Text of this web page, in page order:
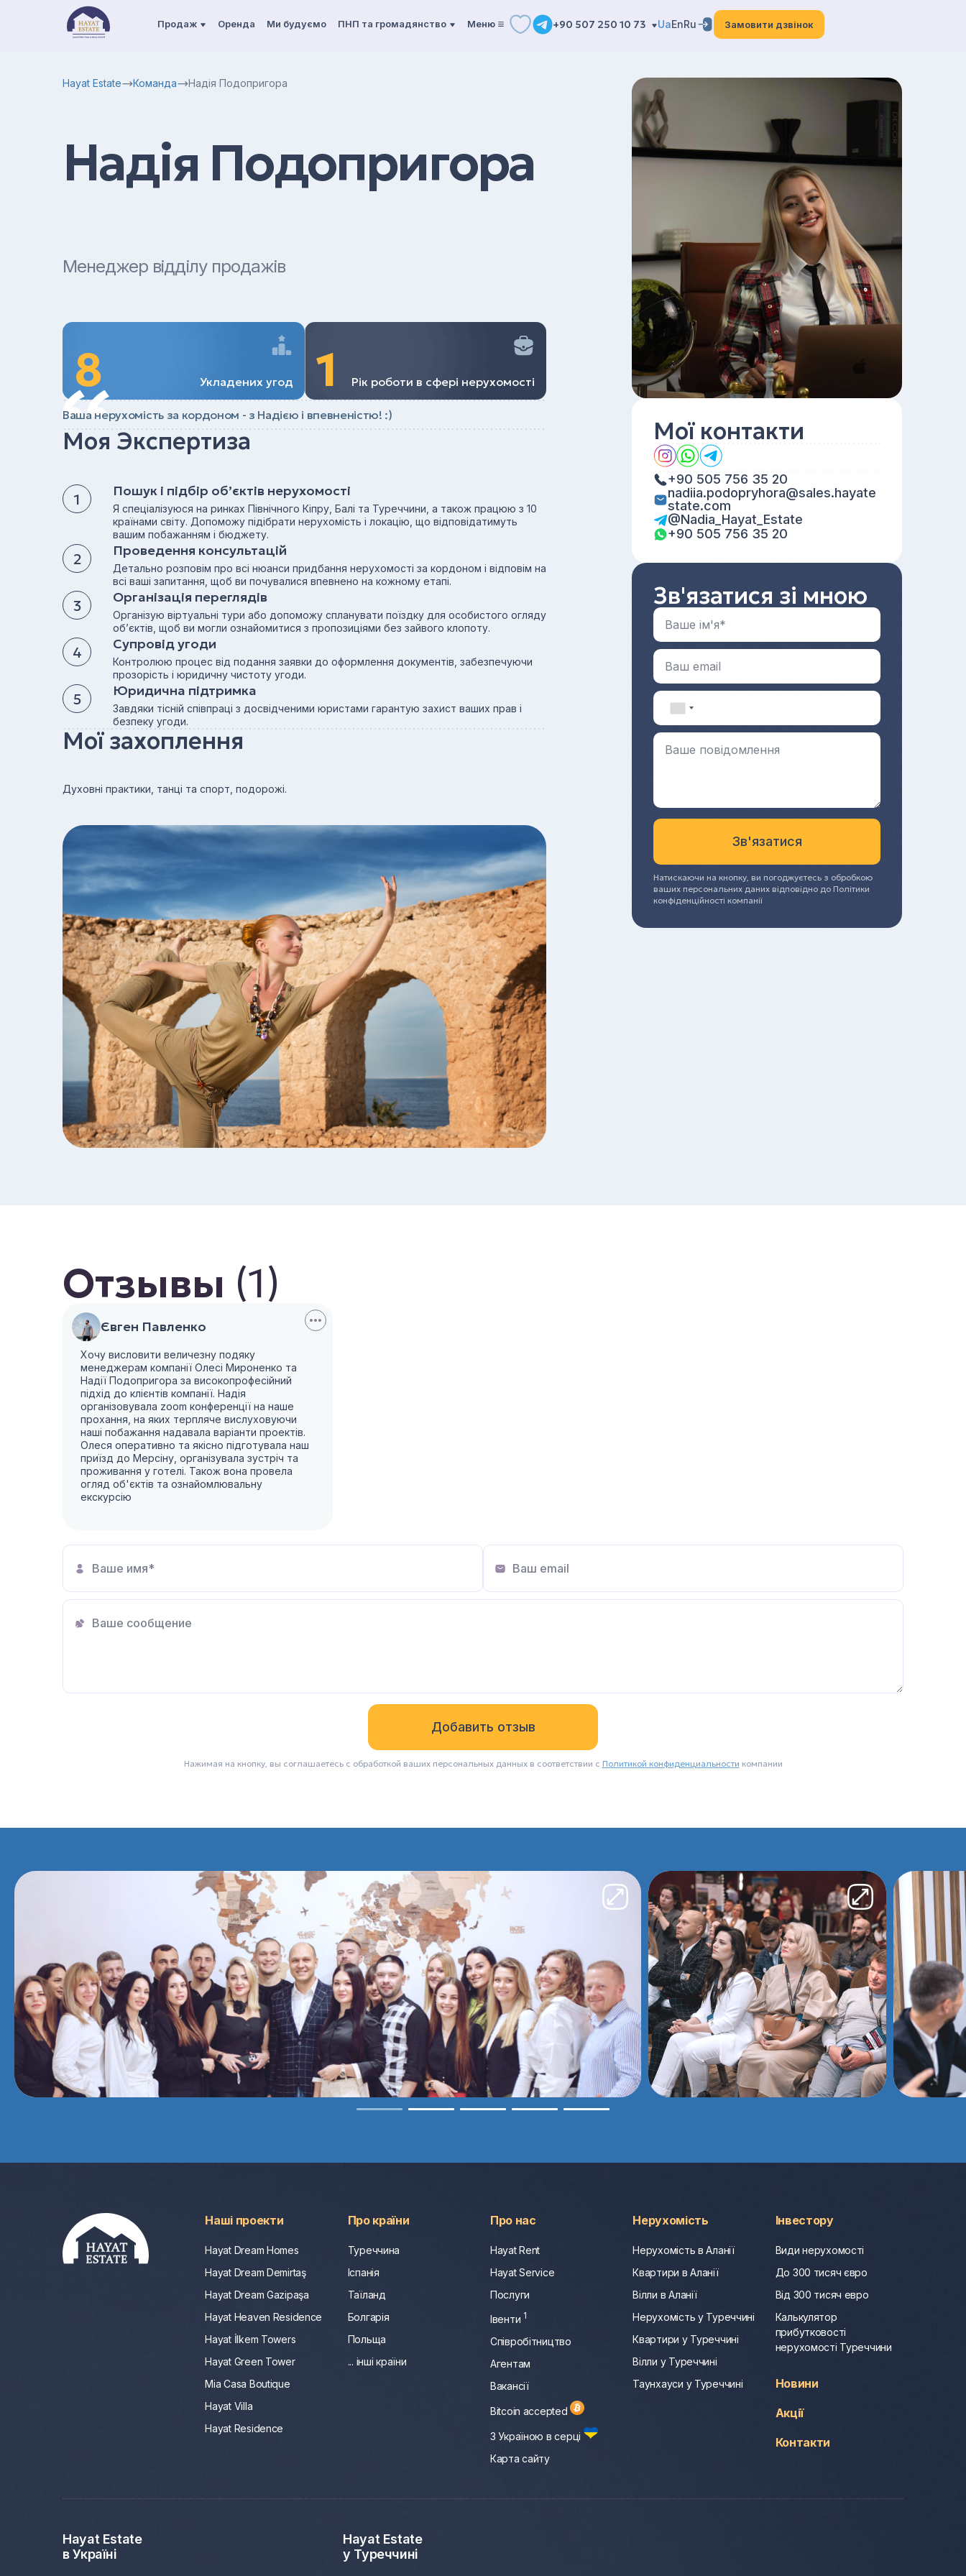
Продаж Оренда Ми будуємо ПНП та громадянство Mеню +90 507 250 10 73 UaEnRu Замовити дзвінок
Hayat Estate Команда Надія Подопригора
Надія Подопригора
Менеджер відділу продажів
Мої контакти
+90 505 756 35 20
nadiia.podopryhora@sales.hayate
state.com
@Nadia_Hayat_Estate
+90 505 756 35 20
Зв'язатися зі мною
Натискаючи на кнопку, ви погоджуєтесь з обробкою
ваших персональних даних відповідно до Політики
конфіденційності компанії
8 Укладених угод 1 Рiк роботи в сфері нерухомості
Ваша нерухомість за кордоном - з Надією і впевненістю! :)
Моя Экспертиза
Пошук і підбір об’єктів нерухомості
Я спеціалізуюся на ринках Північного Кіпру, Балі та Туреччини, а також працюю з 10
країнами світу. Допоможу підібрати нерухомість і локацію, що відповідатимуть
вашим побажанням і бюджету.
Проведення консультацій
Детально розповім про всі нюанси придбання нерухомості за кордоном і відповім на
всі ваші запитання, щоб ви почувалися впевнено на кожному етапі.
Організація переглядів
Організую віртуальні тури або допоможу спланувати поїздку для особистого огляду
об’єктів, щоб ви могли ознайомитися з пропозиціями без зайвого клопоту.
Супровід угоди
Контролюю процес від подання заявки до оформлення документів, забезпечуючи
прозорість і юридичну чистоту угоди.
Юридична підтримка
Завдяки тісній співпраці з досвідченими юристами гарантую захист ваших прав і
безпеку угоди.
Мої захоплення
Духовні практики, танці та спорт, подорожі.
Отзывы (1)
Євген Павленко
Хочу висловити величезну подяку
менеджерам компанії Олесі Мироненко та
Надії Подопригора за високопрофесійний
підхід до клієнтів компанії. Надія
організовувала zoom конференції на наше
прохання, на яких терпляче вислуховуючи
наші побажання надавала варіанти проектів.
Олеся оперативно та якісно підготувала наш
приїзд до Мерсіну, організувала зустріч та
проживання у готелі. Також вона провела
огляд об'єктів та ознайомлювальну
екскурсію
Нажимая на кнопку, вы соглашаетесь с обработкой ваших персональных данных в соответствии с Политикой конфиденциальности компании
Наші проекти
Hayat Dream Homes
Hayat Dream Demirtaş
Hayat Dream Gazipaşa
Hayat Heaven Residence
Hayat İlkem Towers
Hayat Green Tower
Mia Casa Boutique
Hayat Villa
Hayat Residence
Про країни
Туреччина
Іспанія
Таїланд
Болгарія
Польща
... інші країни
Про нас
Hayat Rent
Hayat Service
Послуги
Івенти 1
Співробітництво
Агентам
Вакансії
Bitcoin accepted
З Україною в серці
Карта сайту
Нерухомість
Нерухомість в Аланії
Квартири в Аланії
Вілли в Аланії
Нерухомість у Туреччині
Квартири у Туреччині
Вілли у Туреччині
Таунхауси у Туреччині
Інвестору
Види нерухомості
До 300 тисяч євро
Від 300 тисяч евро
Калькулятор
прибутковості
нерухомості Туреччини
Новини
Акції
Контакти
Hayat Estate
в Україні
Hayat Estate
у Туреччині